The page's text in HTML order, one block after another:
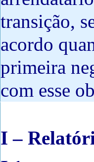
transição,
acordo
primeira
com esse
I –